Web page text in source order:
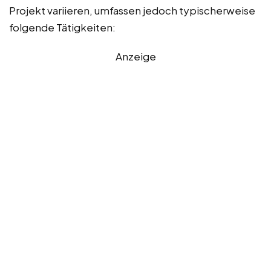
Projekt variieren, umfassen jedoch typischerweise
folgende Tätigkeiten:
Anzeige